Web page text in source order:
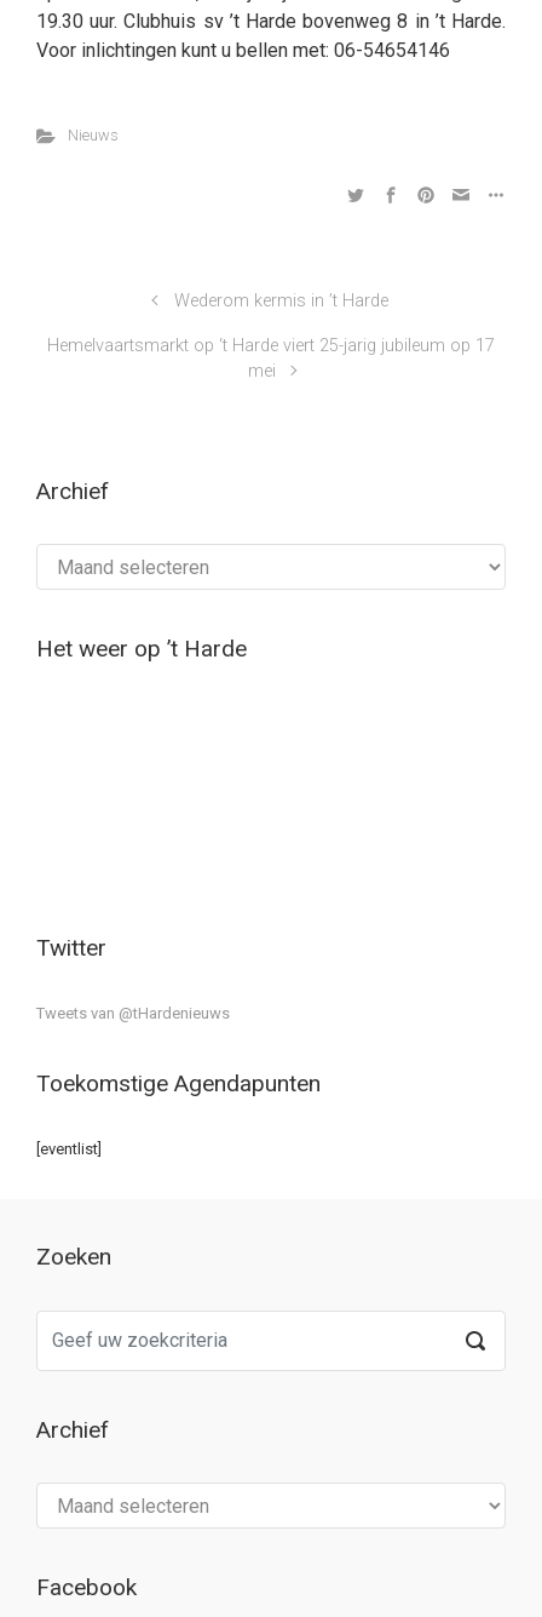
19.30 uur. Clubhuis sv ’t Harde bovenweg 8 in ’t Harde.
Voor inlichtingen kunt u bellen met: 06-54654146
Nieuws
Wederom kermis in ’t Harde
Hemelvaartsmarkt op ‘t Harde viert 25-jarig jubileum op 17
mei
Archief
Het weer op ’t Harde
Twitter
Tweets van @tHardenieuws
Toekomstige Agendapunten
[eventlist]
Zoeken
Archief
Facebook